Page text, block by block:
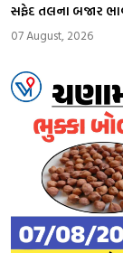
સફેદ તલના બજાર
07 August, 2026